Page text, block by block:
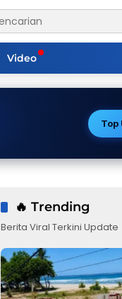
Video
Top
🔥 Trending
Berita Viral Terkini Update